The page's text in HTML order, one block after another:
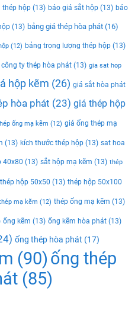
thép hộp (13) báo giá sắt hộp (13) báo
(13) bảng giá thép hòa phát (16)
(12) bảng trọng lượng thép hộp (13)
công ty thép hòa phát (13) gia sat hop
hộp kẽm (26) giá sắt hòa phát
hòa phát (23) giá thép hộp
ống mạ kẽm (12) giá ống thép mạ
(13) kích thước thép hộp (13) sat hoa
40x80 (13) sắt hộp mạ kẽm (13) thép
thép hộp 50x50 (13) thép hộp 50x100
mạ kẽm (12) thép ống mạ kẽm (13)
ống kẽm (13) ống kẽm hòa phát (13)
ống thép hòa phát (17)
(90) ống thép
(85)